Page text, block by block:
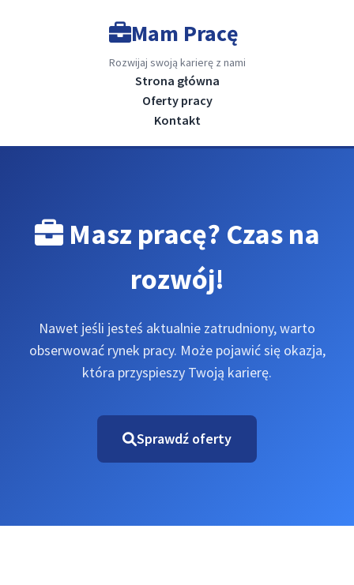
Mam Pracę
Rozwijaj swoją karierę z nami
Strona główna
Oferty pracy
Kontakt
Masz pracę? Czas na
rozwój!
Nawet jeśli jesteś aktualnie zatrudniony, warto
obserwować rynek pracy. Może pojawić się okazja,
która przyspieszy Twoją karierę.
Sprawdź oferty